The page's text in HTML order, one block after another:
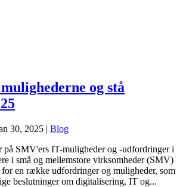
og stå
30, 2025 | Blog
på SMV'ers IT-muligheder og -udfordringer i
i små og mellemstore virksomheder (SMV)
for en række udfordringer og muligheder, som
beslutninger om digitalisering, IT og...